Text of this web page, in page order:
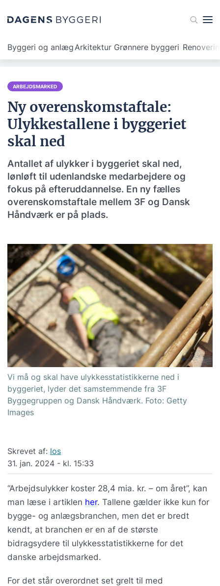
Byggeri og anlægArkitektur Grønnere byggeri
ARBEJDSMARKED
Ny overenskomstaftale:
Ulykkestallene i byggeriet
skal ned
Antallet af ulykker i byggeriet skal ned,
lønløft til udenlandske medarbejdere og
fokus på efteruddannelse. En ny fælles
overenskomstaftale mellem 3F og Dansk
Håndværk er på plads.
Vi må og skal have ulykkesstatistikkerne ned i
byggeriet, lyder det samstemmende fra 3F
Byggegruppen og Dansk Håndværk. Foto: Getty
Images
Skrevet af: los
31. jan. 2024 - kl. 15:33
“Arbejdsulykker koster 28,4 mia. kr. – om året”, kan
man læse i artiklen her. Tallene gælder ikke kun for
bygge- og anlægsbranchen, men det er bredt
kendt, at branchen er en af de største
bidragsydere til ulykkesstatistikkerne for det
danske arbejdsmarked.
For det står overordnet set grelt til med